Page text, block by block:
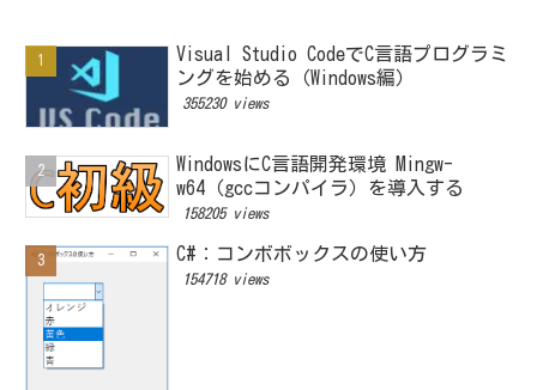
Visual Studio CodeでC言語プログラミ
ングを始める（Windows編）
355230 views
WindowsにC言語開発環境 Mingw-
w64（gccコンパイラ）を導入する
158205 views
C#：コンボボックスの使い方
154718 views